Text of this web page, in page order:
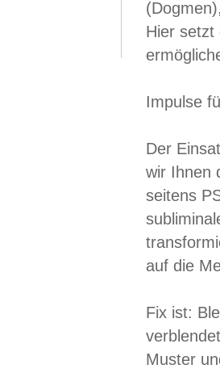
Hier setzt
Impulse
Der
wir Ihnen
seitens
auf die
Fix ist:
Muster